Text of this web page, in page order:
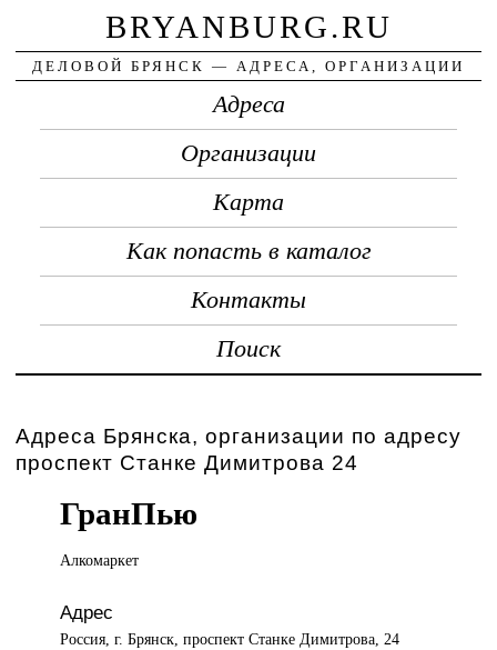
BRYANBURG.RU
ДЕЛОВОЙ БРЯНСК — АДРЕСА, ОРГАНИЗАЦИИ
Адреса
Организации
Карта
Как попасть в каталог
Контакты
Поиск
Адреса Брянска, организации по адресу
проспект Станке Димитрова 24
ГранПью
Алкомаркет
Адрес
Россия, г. Брянск, проспект Станке Димитрова, 24